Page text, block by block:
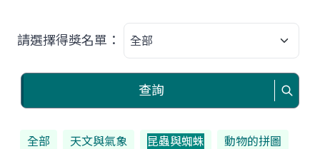
請選擇得獎名單：
查詢
全部
天文與氣象
昆蟲與蜘蛛
動物的拼圖